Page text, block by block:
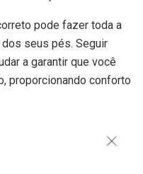
pode fazer toda a
seus pés. Seguir
a garantir que você
proporcionando conforto